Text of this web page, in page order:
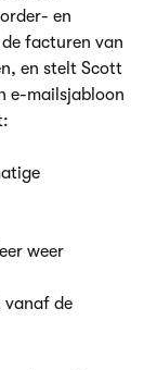
en
facturen van
en stelt Scott
e-mailsjabloon
weer
vanaf de